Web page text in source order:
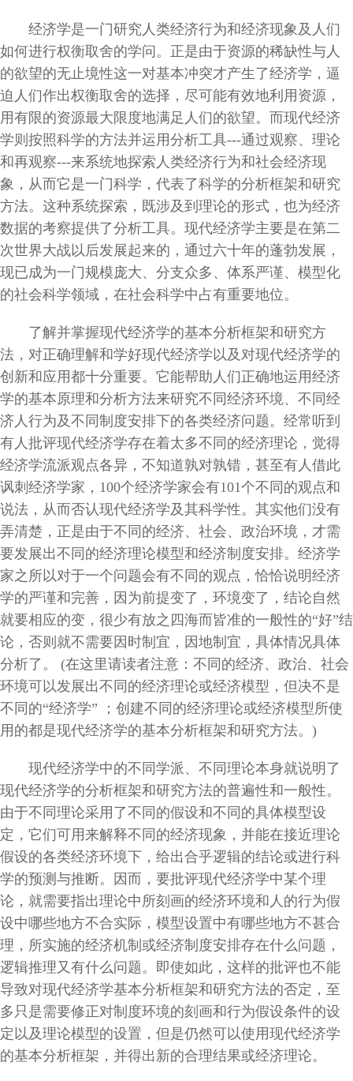
经济学是一门研究人类经济行为和经济现象及人们
如何进行权衡取舍的学问。正是由于资源的稀缺性与人
的欲望的无止境性这一对基本冲突才产生了经济学，逼
迫人们作出权衡取舍的选择，尽可能有效地利用资源，
用有限的资源最大限度地满足人们的欲望。而现代经济
学则按照科学的方法并运用分析工具---通过观察、理论
和再观察---来系统地探索人类经济行为和社会经济现
象，从而它是一门科学，代表了科学的分析框架和研究
方法。这种系统探索，既涉及到理论的形式，也为经济
数据的考察提供了分析工具。现代经济学主要是在第二
次世界大战以后发展起来的，通过六十年的蓬勃发展，
现已成为一门规模庞大、分支众多、体系严谨、模型化
的社会科学领域，在社会科学中占有重要地位。
了解并掌握现代经济学的基本分析框架和研究方
法，对正确理解和学好现代经济学以及对现代经济学的
创新和应用都十分重要。它能帮助人们正确地运用经济
学的基本原理和分析方法来研究不同经济环境、不同经
济人行为及不同制度安排下的各类经济问题。经常听到
有人批评现代经济学存在着太多不同的经济理论，觉得
经济学流派观点各异，不知道孰对孰错，甚至有人借此
讽刺经济学家，100个经济学家会有101个不同的观点和
说法，从而否认现代经济学及其科学性。其实他们没有
弄清楚，正是由于不同的经济、社会、政治环境，才需
要发展出不同的经济理论模型和经济制度安排。经济学
家之所以对于一个问题会有不同的观点，恰恰说明经济
学的严谨和完善，因为前提变了，环境变了，结论自然
就要相应的变，很少有放之四海而皆准的一般性的“好”结
论，否则就不需要因时制宜，因地制宜，具体情况具体
分析了。 (在这里请读者注意：不同的经济、政治、社会
环境可以发展出不同的经济理论或经济模型，但决不是
不同的“经济学” ；创建不同的经济理论或经济模型所使
用的都是现代经济学的基本分析框架和研究方法。)
现代经济学中的不同学派、不同理论本身就说明了
现代经济学的分析框架和研究方法的普遍性和一般性。
由于不同理论采用了不同的假设和不同的具体模型设
定，它们可用来解释不同的经济现象，并能在接近理论
假设的各类经济环境下，给出合乎逻辑的结论或进行科
学的预测与推断。因而，要批评现代经济学中某个理
论，就需要指出理论中所刻画的经济环境和人的行为假
设中哪些地方不合实际，模型设置中有哪些地方不甚合
理，所实施的经济机制或经济制度安排存在什么问题，
逻辑推理又有什么问题。即使如此，这样的批评也不能
导致对现代经济学基本分析框架和研究方法的否定，至
多只是需要修正对制度环境的刻画和行为假设条件的设
定以及理论模型的设置，但是仍然可以使用现代经济学
的基本分析框架，并得出新的合理结果或经济理论。